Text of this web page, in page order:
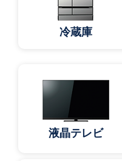
冷蔵庫
液晶テレビ